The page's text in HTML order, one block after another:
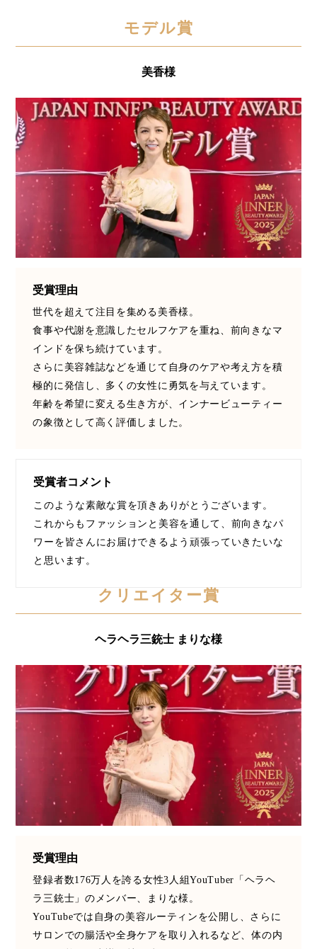
コスト削減
コネクテッド・ビューティ
コルチゾール サステナビリティ
サステナブル美容 サプライチェーン
サプリ サロンクレンジング サロン戦略
サロン経営 サロン連略 シャネル
スカルプ クレンジング 頻度 スカルプケア
スマートウォッチ スマートパッチ
スマートリング セーフプレイス セラミド
セラミド保湿 セルフケア
タンパク質
デジタルデトックス デトックス
ドライヤー 温度 髪 ダメージ ナイアシンアミド
パーフェクト株式会社 バイオハッキング
バイオミメティクス バイオミメティック
バクチオール バリア機能 ハロウィ
ハロウィン後スキンケア
ハロウィン翌日 肌リセット ヒアルロン酸
ビジネスモデル ビタミンC誘導体 ファシア
プチ断食 ブルーオーシャン
フレグランス 冬 プロンプト ヘアケア
モデル賞
美香様
受賞理由
世代を超えて注目を集める美香様。
食事や代謝を意識したセルフケアを重ね、前向きなマ
インドを保ち続けています。
さらに美容雑誌などを通じて自身のケアや考え方を積
極的に発信し、多くの女性に勇気を与えています。
年齢を希望に変える生き方が、インナービューティー
の象徴として高く評価しました。
受賞者コメント
このような素敵な賞を頂きありがとうございます。
これからもファッションと美容を通して、前向きなパ
ワーを皆さんにお届けできるよう頑張っていきたいな
と思います。
クリエイター賞
ヘラヘラ三銃士 まりな様
受賞理由
登録者数176万人を誇る女性3人組YouTuber「ヘラヘ
ラ三銃士」のメンバー、まりな様。
YouTubeでは自身の美容ルーティンを公開し、さらに
サロンでの腸活や全身ケアを取り入れるなど、体の内